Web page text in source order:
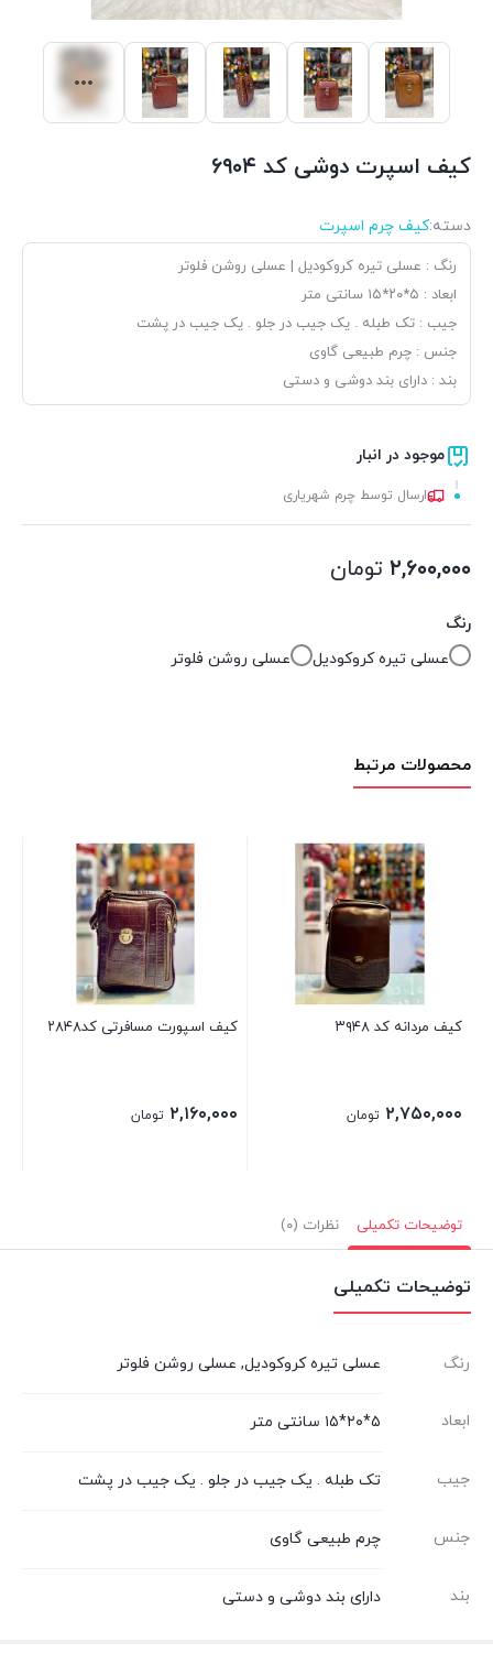
کیف اسپرت دوشی کد ۶۹۰۴
دسته:کیف چرم اسپرت
رنگ : عسلی تیره کروکودیل | عسلی روشن فلوتر
ابعاد : ۵*۲۰*۱۵ سانتی متر
جیب : تک طبله . یک جیب در جلو . یک جیب در پشت
جنس : چرم طبیعی گاوی
بند : دارای بند دوشی و دستی
موجود در انبار
ارسال توسط چرم شهریاری
۲,۶۰۰,۰۰۰ تومان
رنگ
عسلی تیره کروکودیل
عسلی روشن فلوتر
محصولات مرتبط
کیف مردانه کد ۳۹۴۸
۲,۷۵۰,۰۰۰ تومان
کیف اسپورت مسافرتی کد۲۸۴۸
۲,۱۶۰,۰۰۰ تومان
توضیحات تکمیلی نظرات (۰)
توضیحات تکمیلی
رنگ عسلی تیره کروکودیل, عسلی روشن فلوتر
ابعاد ۵*۲۰*۱۵ سانتی متر
جیب تک طبله . یک جیب در جلو . یک جیب در پشت
جنس چرم طبیعی گاوی
بند دارای بند دوشی و دستی